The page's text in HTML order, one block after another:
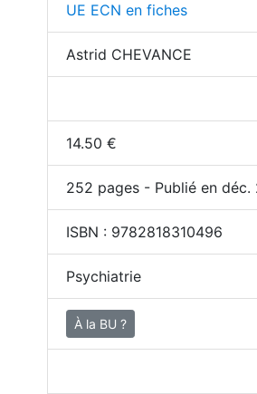
UE ECN en fiches
Astrid CHEVANCE
14.50 €
252 pages - Publié en déc.
ISBN : 9782818310496
Psychiatrie
À la BU ?